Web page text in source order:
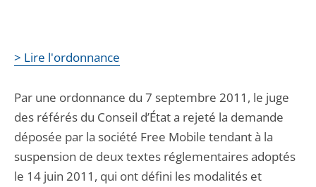
> Lire l'ordonnance
Par une ordonnance du 7 septembre 2011, le juge
des référés du Conseil d’État a rejeté la demande
déposée par la société Free Mobile tendant à la
suspension de deux textes réglementaires adoptés
le 14 juin 2011, qui ont défini les modalités et